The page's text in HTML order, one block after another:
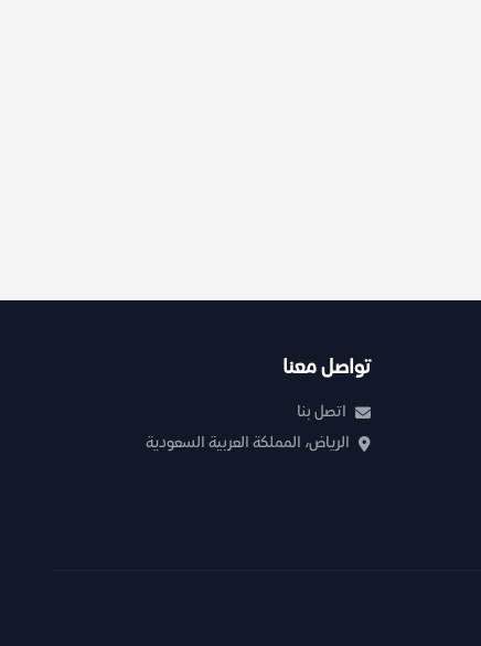
تواصل معنا
اتصل بنا
الرياض، المملكة العربية السعودية